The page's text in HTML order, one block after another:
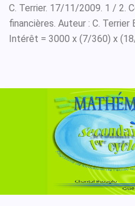
C. Terrier. 17/11/2009. 1 / 2.
financières. Auteur : C.
Intérêt = 3000 x (7/360) x